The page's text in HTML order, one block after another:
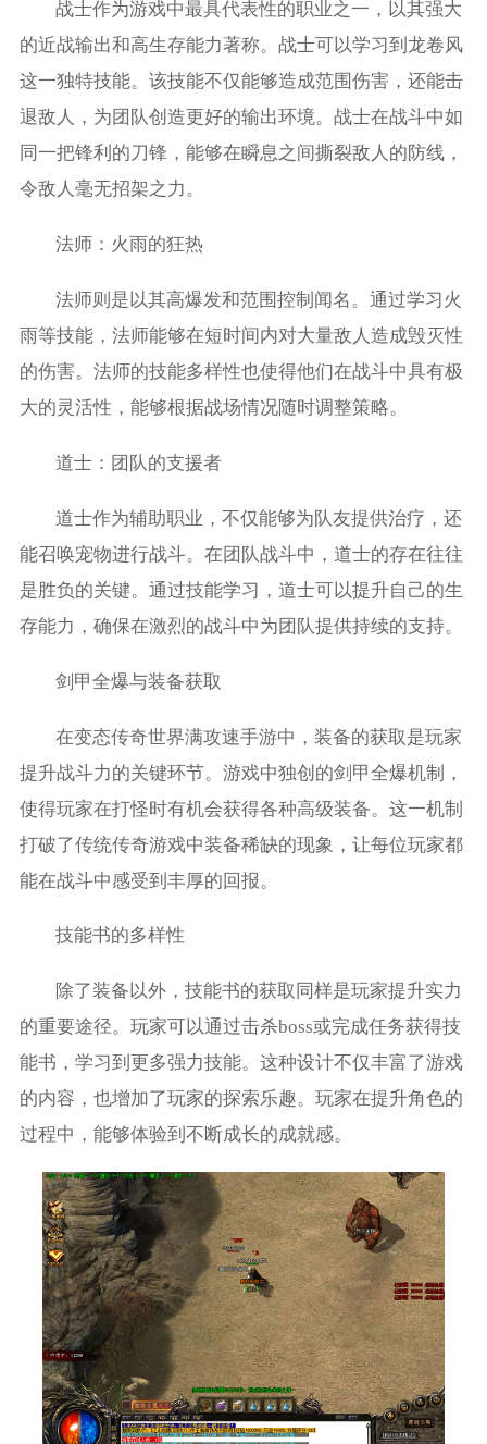
战士作为游戏中最具代表性的职业之一，以其强大
的近战输出和高生存能力著称。战士可以学习到龙卷风
这一独特技能。该技能不仅能够造成范围伤害，还能击
退敌人，为团队创造更好的输出环境。战士在战斗中如
同一把锋利的刀锋，能够在瞬息之间撕裂敌人的防线，
令敌人毫无招架之力。
法师：火雨的狂热
法师则是以其高爆发和范围控制闻名。通过学习火
雨等技能，法师能够在短时间内对大量敌人造成毁灭性
的伤害。法师的技能多样性也使得他们在战斗中具有极
大的灵活性，能够根据战场情况随时调整策略。
道士：团队的支援者
道士作为辅助职业，不仅能够为队友提供治疗，还
能召唤宠物进行战斗。在团队战斗中，道士的存在往往
是胜负的关键。通过技能学习，道士可以提升自己的生
存能力，确保在激烈的战斗中为团队提供持续的支持。
剑甲全爆与装备获取
在变态传奇世界满攻速手游中，装备的获取是玩家
提升战斗力的关键环节。游戏中独创的剑甲全爆机制，
使得玩家在打怪时有机会获得各种高级装备。这一机制
打破了传统传奇游戏中装备稀缺的现象，让每位玩家都
能在战斗中感受到丰厚的回报。
技能书的多样性
除了装备以外，技能书的获取同样是玩家提升实力
的重要途径。玩家可以通过击杀boss或完成任务获得技
能书，学习到更多强力技能。这种设计不仅丰富了游戏
的内容，也增加了玩家的探索乐趣。玩家在提升角色的
过程中，能够体验到不断成长的成就感。